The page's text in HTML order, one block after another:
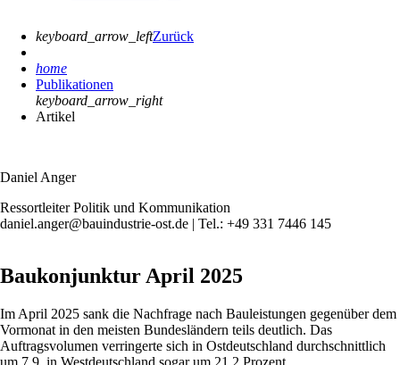
keyboard_arrow_leftZurück
home
Publikationen
keyboard_arrow_right
Artikel
Daniel Anger
Ressortleiter Politik und Kommunikation
daniel.anger@bauindustrie-ost.de | Tel.: +49 331 7446 145
Baukonjunktur April 2025
Im April 2025 sank die Nachfrage nach Bauleistungen gegenüber dem
Vormonat in den meisten Bundesländern teils deutlich. Das
Auftragsvolumen verringerte sich in Ostdeutschland durchschnittlich
um 7,9, in Westdeutschland sogar um 21,2 Prozent.